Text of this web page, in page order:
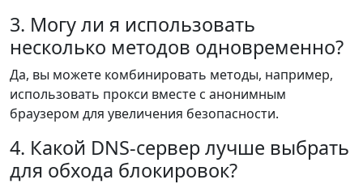
3. Могу ли я использовать
несколько методов одновременно?
Да, вы можете комбинировать методы, например,
использовать прокси вместе с анонимным
браузером для увеличения безопасности.
4. Какой DNS-сервер лучше выбрать
для обхода блокировок?